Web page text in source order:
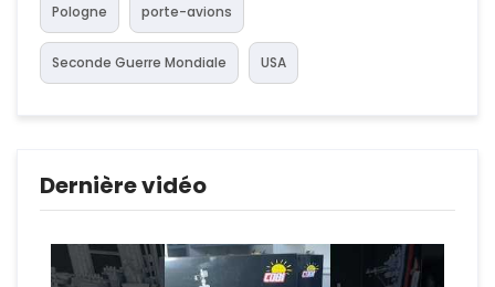
Pologne porte-avions
Seconde Guerre Mondiale USA
Dernière vidéo